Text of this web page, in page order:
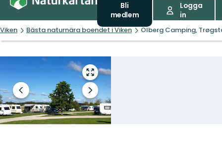
Bli
medlem
Logga
in
Viken Bästa naturnära boendet i Viken Olberg Camping,
Gå
till
helskärmsläge
Föregående
bild
Nästa
bildspel